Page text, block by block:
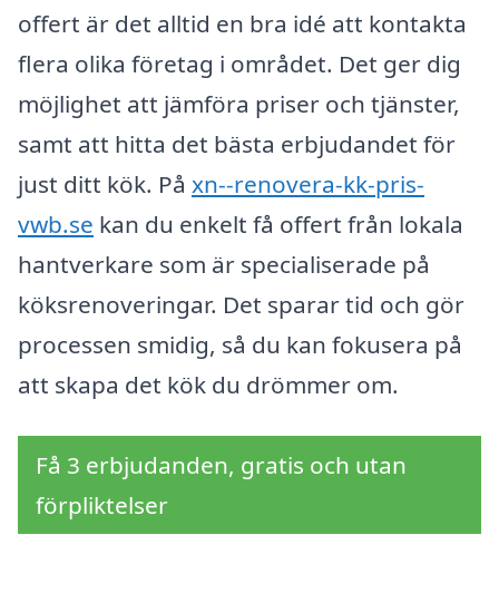
offert är det alltid en bra idé att kontakta
flera olika företag i området. Det ger dig
möjlighet att jämföra priser och tjänster,
samt att hitta det bästa erbjudandet för
just ditt kök. På xn--renovera-kk-pris-
vwb.se kan du enkelt få offert från lokala
hantverkare som är specialiserade på
köksrenoveringar. Det sparar tid och gör
processen smidig, så du kan fokusera på
att skapa det kök du drömmer om.
Få 3 erbjudanden, gratis och utan
förpliktelser